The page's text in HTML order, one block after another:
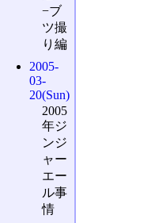
−ブ
ツ撮
り編
2005-
03-
20(Sun)
2005
年ジ
ンジ
ャー
エー
ル事
情